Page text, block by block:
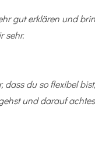
gut erklären und
sehr.
dass du so flexibel
und darauf